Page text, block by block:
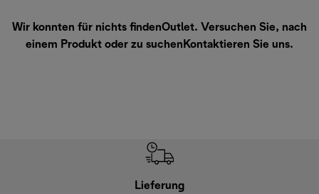
Wir konnten für nichts findenOutlet. Versuchen Sie, nach
einem Produkt oder zu suchen Kontaktieren Sie uns.
Lieferung